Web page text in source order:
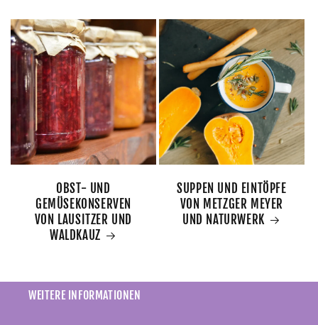
OBST- UND
GEMÜSEKONSERVEN
VON LAUSITZER UND
WALDKAUZ
SUPPEN UND EINTÖPFE
VON METZGER MEYER
UND NATURWERK
WEITERE INFORMATIONEN